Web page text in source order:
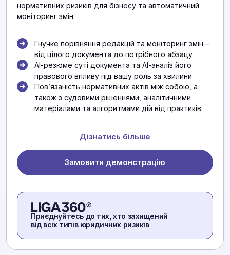
нормативних ризиків для бізнесу та автоматичний
моніторинг змін.
Гнучке порівняння редакцій та моніторинг змін –
від цілого документа до потрібного абзацу
АІ-резюме суті документа та АІ-аналіз його
правового впливу під вашу роль за хвилини
Повʼязаність нормативних актів між собою, а
також з судовими рішеннями, аналітичними
матеріалами та алгоритмами дій від практиків.
Дізнатись більше
Замовити демонстрацію
Приєднуйтесь до тих, хто захищений
від всіх типів юридичних ризиків